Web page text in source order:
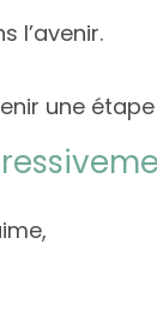
l’avenir.
une